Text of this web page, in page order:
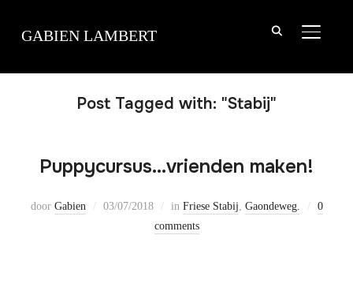
GABIEN LAMBERT
Post Tagged with: "Stabij"
Puppycursus…vrienden maken!
door Gabien 03/07/2018 in Friese Stabij, Gaondeweg.
0
comments